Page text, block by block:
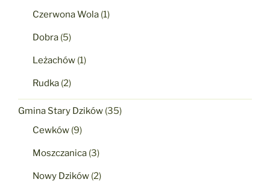
Czerwona Wola (1)
Dobra (5)
Leżachów (1)
Rudka (2)
Gmina Stary Dzików (35)
Cewków (9)
Moszczanica (3)
Nowy Dzików (2)